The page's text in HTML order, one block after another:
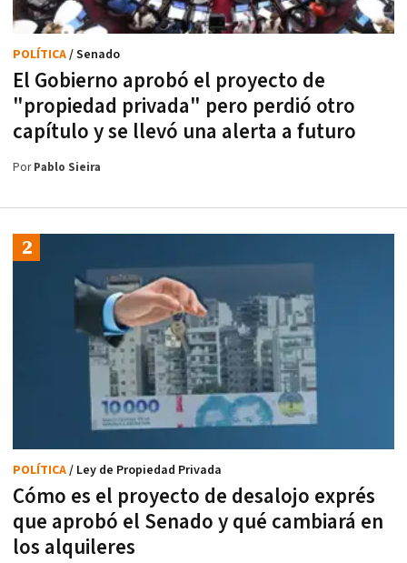
El Gobierno aprobó el proyecto de
"propiedad privada" pero perdió otro
capítulo y se llevó una alerta a futuro
POLÍTICA/ Senado
PorPablo Sieira
Cómo es el proyecto de desalojo exprés
que aprobó el Senado y qué cambiará en
los alquileres
POLÍTICA/ Ley de Propiedad Privada